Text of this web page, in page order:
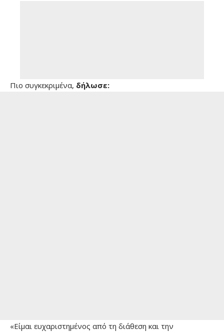
Πιο συγκεκριμένα, δήλωσε:
«Είμαι ευχαριστημένος από τη διάθεση και την